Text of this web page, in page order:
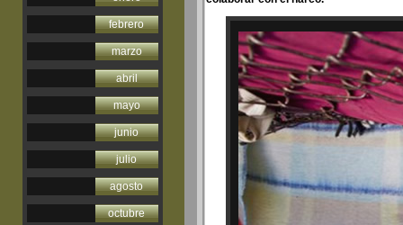
febrero
marzo
abril
mayo
junio
julio
agosto
octubre